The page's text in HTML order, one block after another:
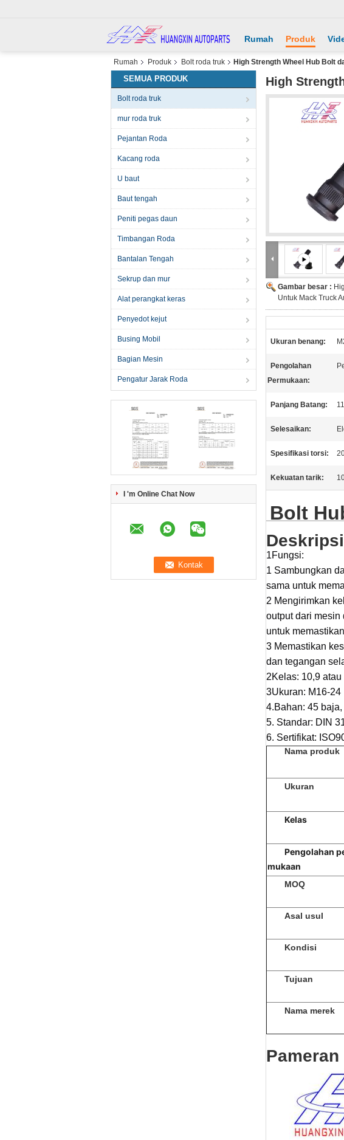
Rumah Produk
Rumah Produk Bolt roda truk High Strength Wheel Hub Bolt
SEMUA PRODUK
Bolt roda truk
mur roda truk
Pejantan Roda
Kacang roda
U baut
Baut tengah
Peniti pegas daun
Timbangan Roda
Bantalan Tengah
Sekrup dan mur
Alat perangkat keras
Penyedot kejut
Busing Mobil
Bagian Mesin
Pengatur Jarak Roda
I 'm Online Chat Now
High
Gambar besar :
Untuk Mack Truck
Ukuran benang:
Pengolahan
Permukaan:
Panjang Batang:
Selesaikan:
Spesifikasi torsi:
Kekuatan tarik:
Bolt
1Fungsi:
1 Sambungkan
sama untuk
2 Mengirimkan
output dari mesin
untuk
3 Memastikan
dan tegangan
2Kelas: 10,9 atau
3Ukuran: M16-24
4.Bahan: 45
5. Standar: DIN
6. Sertifikat:
Nama produk
Ukuran
Kelas
Pengolahan
mukaan
MOQ
Asal usul
Kondisi
Tujuan
Nama merek